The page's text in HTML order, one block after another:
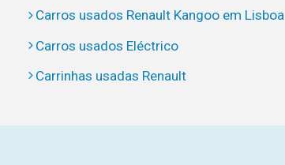
Carros usados Renault Kangoo em Lisboa
Carros usados Eléctrico
Carrinhas usadas Renault